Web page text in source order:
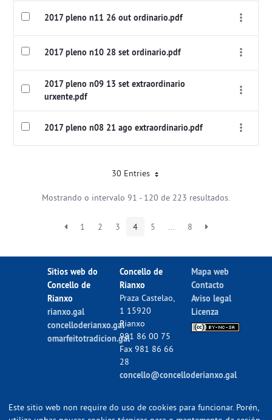
2017 pleno n11 26 out ordinario.pdf
2017 pleno n10 28 set ordinario.pdf
2017 pleno n09 13 set extraordinario
urxente.pdf
2017 pleno n08 21 ago extraordinario.pdf
30 Entries
Mostrando o intervalo 91 - 120 de 223 resultados.
1 2 3 4 5 ... 8
Sitios web do
Concello de
Rianxo
rianxo.gal
concelloderianxo.gal
omarfeitotradicion.gal
Concello de
Rianxo
Praza Castelao,
1 15920
Rianxo
981 86 00 75
Fax 981 86 66
28
concello@concelloderianxo.gal
Mapa web
Contacto
Aviso legal
Licenza
Este sitio web non require do uso de cookies para funcionar. Porén,